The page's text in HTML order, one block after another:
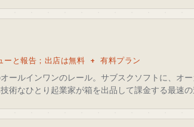
ーと報告；出店は無料 + 有料プラン
ールインワンのレール。サブスクソフトに、オ
術なひとり起業家が箱を出品して課金する最速の